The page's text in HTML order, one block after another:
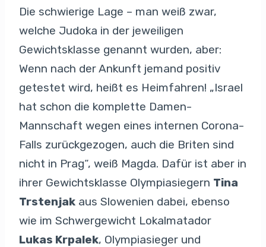
Die schwierige Lage – man weiß zwar,
welche Judoka in der jeweiligen
Gewichtsklasse genannt wurden, aber:
Wenn nach der Ankunft jemand positiv
getestet wird, heißt es Heimfahren! „Israel
hat schon die komplette Damen-
Mannschaft wegen eines internen Corona-
Falls zurückgezogen, auch die Briten sind
nicht in Prag“, weiß Magda. Dafür ist aber in
ihrer Gewichtsklasse Olympiasiegern Tina
Trstenjak aus Slowenien dabei, ebenso
wie im Schwergewicht Lokalmatador
Lukas Krpalek, Olympiasieger und